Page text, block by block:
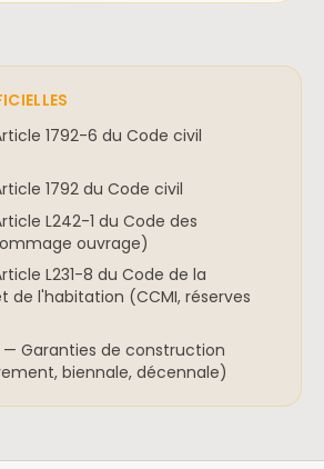
1792-6 du Code civil
1792 du Code civil
L242-1 du Code des
ouvrage)
L231-8 du Code de la
de l'habitation (CCMI, réserves
— Garanties de construction
biennale, décennale)